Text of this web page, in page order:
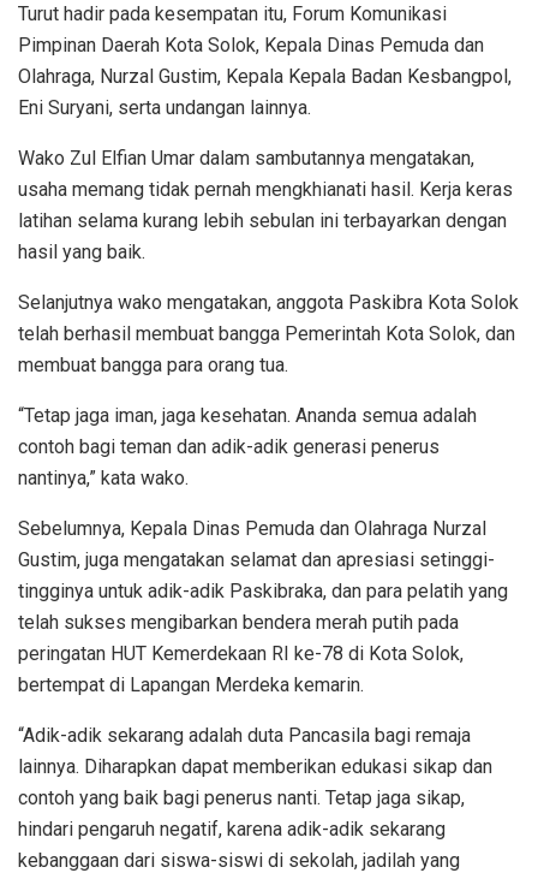
Turut hadir pada kesempatan itu, Forum Komunikasi
Pimpinan Daerah Kota Solok, Kepala Dinas Pemuda dan
Olahraga, Nurzal Gustim, Kepala Kepala Badan Kesbangpol,
Eni Suryani, serta undangan lainnya.
Wako Zul Elfian Umar dalam sambutannya mengatakan,
usaha memang tidak pernah mengkhianati hasil. Kerja keras
latihan selama kurang lebih sebulan ini terbayarkan dengan
hasil yang baik.
Selanjutnya wako mengatakan, anggota Paskibra Kota Solok
telah berhasil membuat bangga Pemerintah Kota Solok, dan
membuat bangga para orang tua.
“Tetap jaga iman, jaga kesehatan. Ananda semua adalah
contoh bagi teman dan adik-adik generasi penerus
nantinya,” kata wako.
Sebelumnya, Kepala Dinas Pemuda dan Olahraga Nurzal
Gustim, juga mengatakan selamat dan apresiasi setinggi-
tingginya untuk adik-adik Paskibraka, dan para pelatih yang
telah sukses mengibarkan bendera merah putih pada
peringatan HUT Kemerdekaan RI ke-78 di Kota Solok,
bertempat di Lapangan Merdeka kemarin.
“Adik-adik sekarang adalah duta Pancasila bagi remaja
lainnya. Diharapkan dapat memberikan edukasi sikap dan
contoh yang baik bagi penerus nanti. Tetap jaga sikap,
hindari pengaruh negatif, karena adik-adik sekarang
kebanggaan dari siswa-siswi di sekolah, jadilah yang